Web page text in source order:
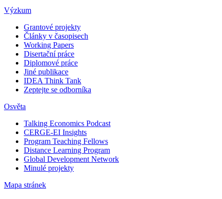
Výzkum
Grantové projekty
Články v časopisech
Working Papers
Disertační práce
Diplomové práce
Jiné publikace
IDEA Think Tank
Zeptejte se odborníka
Osvěta
Talking Economics Podcast
CERGE-EI Insights
Program Teaching Fellows
Distance Learning Program
Global Development Network
Minulé projekty
Mapa stránek